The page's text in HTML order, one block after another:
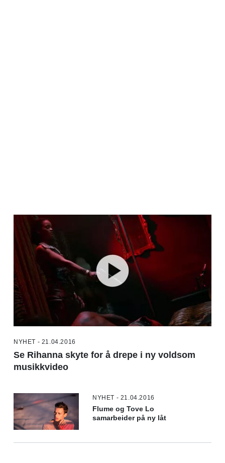
NYHET - 21.04.2016
Se Rihanna skyte for å drepe i ny voldsom
musikkvideo
NYHET - 21.04.2016
Flume og Tove Lo
samarbeider på ny låt